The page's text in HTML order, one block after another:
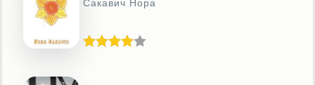
Сакавич Нора